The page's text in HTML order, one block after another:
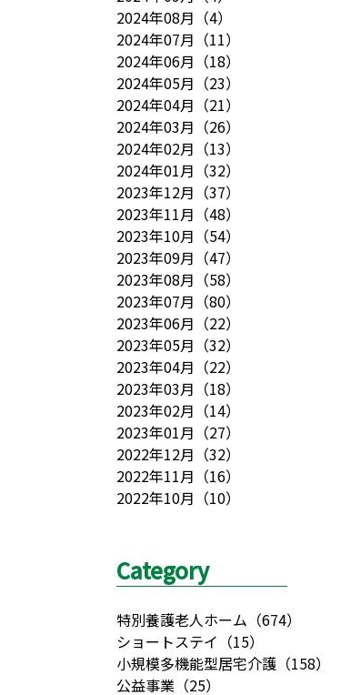
2024年08月 （4）
2024年07月 （11）
2024年06月 （18）
2024年05月 （23）
2024年04月 （21）
2024年03月 （26）
2024年02月 （13）
2024年01月 （32）
2023年12月 （37）
2023年11月 （48）
2023年10月 （54）
2023年09月 （47）
2023年08月 （58）
2023年07月 （80）
2023年06月 （22）
2023年05月 （32）
2023年04月 （22）
2023年03月 （18）
2023年02月 （14）
2023年01月 （27）
2022年12月 （32）
2022年11月 （16）
2022年10月 （10）
Category
特別養護老人ホーム （674）
ショートステイ （15）
小規模多機能型居宅介護 （158）
公益事業 （25）